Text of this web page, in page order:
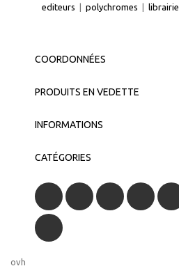
editeurs | polychromes | librairie
COORDONNÉES
PRODUITS EN VEDETTE
INFORMATIONS
CATÉGORIES
ovh